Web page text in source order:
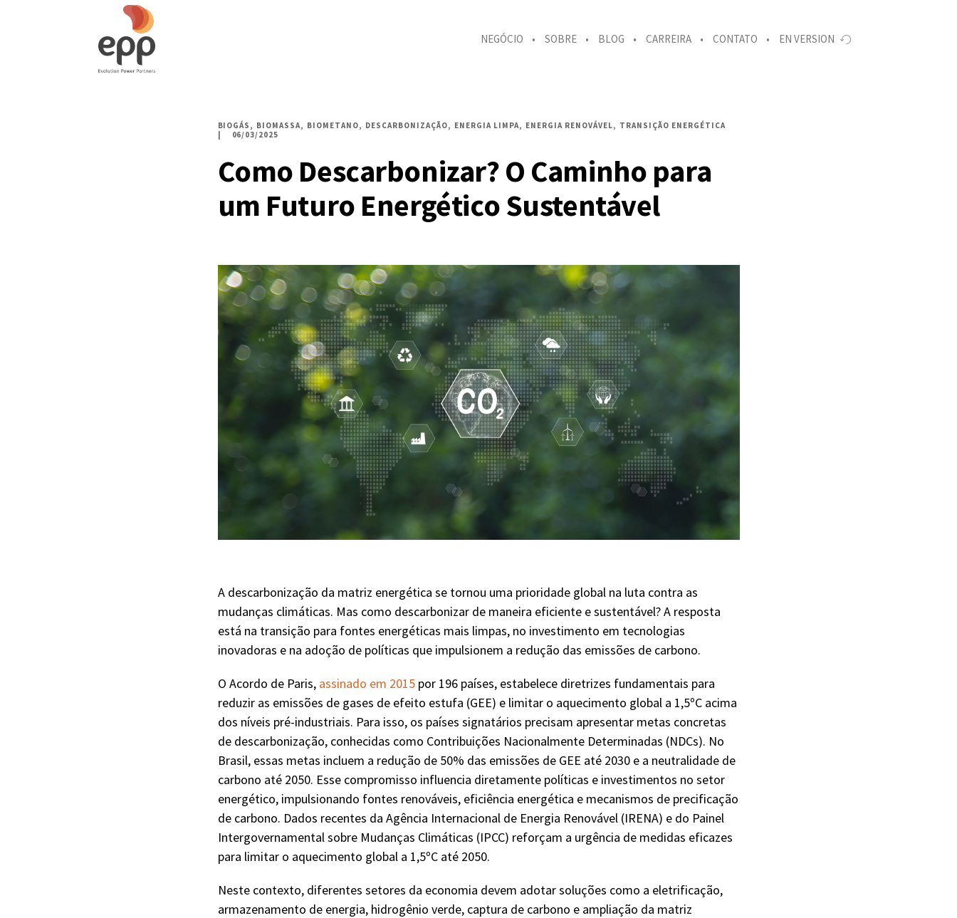
NEGÓCIO SOBRE BLOG CARREIRA CONTATO EN VERSION
BIOGÁS BIOMASSA BIOMETANO DESCARBONIZAÇÃO ENERGIA LIMPA ENERGIA RENOVÁVEL
TRANSIÇÃO ENERGÉTICA
06/03/2025
Como Descarbonizar? O Caminho para
um Futuro Energético Sustentável
A descarbonização da matriz energética se tornou uma prioridade global na luta contra as
mudanças climáticas. Mas como descarbonizar de maneira eficiente e sustentável? A resposta
está na transição para fontes energéticas mais limpas, no investimento em tecnologias
inovadoras e na adoção de políticas que impulsionem a redução das emissões de carbono.
O Acordo de Paris, assinado em 2015por 196 países, estabelece diretrizes fundamentais para
reduzir as emissões de gases de efeito estufa (GEE) e limitar o aquecimento global a 1,5ºC acima
dos níveis pré-industriais. Para isso, os países signatários precisam apresentar metas concretas
de descarbonização, conhecidas como Contribuições Nacionalmente Determinadas (NDCs). No
Brasil, essas metas incluem a redução de 50% das emissões de GEE até 2030 e a neutralidade de
carbono até 2050. Esse compromisso influencia diretamente políticas e investimentos no setor
energético, impulsionando fontes renováveis, eficiência energética e mecanismos de precificação
de carbono. Dados recentes da Agência Internacional de Energia Renovável (IRENA) e do Painel
Intergovernamental sobre Mudanças Climáticas (IPCC) reforçam a urgência de medidas eficazes
para limitar o aquecimento global a 1,5ºC até 2050.
Neste contexto, diferentes setores da economia devem adotar soluções como a eletrificação,
armazenamento de energia, hidrogênio verde, captura de carbono e ampliação da matriz